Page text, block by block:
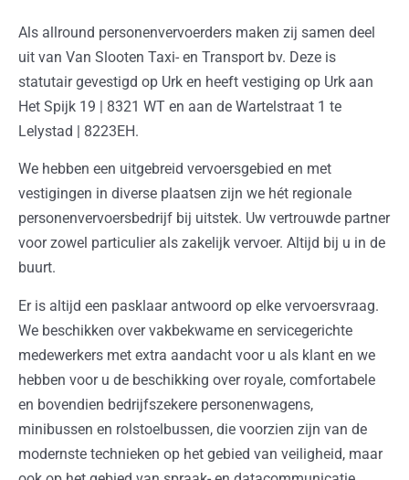
Als allround personenvervoerders maken zij samen deel
uit van Van Slooten Taxi- en Transport bv. Deze is
statutair gevestigd op Urk en heeft vestiging op Urk aan
Het Spijk 19 | 8321 WT en aan de Wartelstraat 1 te
Lelystad | 8223EH.
We hebben een uitgebreid vervoersgebied en met
vestigingen in diverse plaatsen zijn we hét regionale
personenvervoersbedrijf bij uitstek. Uw vertrouwde partner
voor zowel particulier als zakelijk vervoer. Altijd bij u in de
buurt.
Er is altijd een pasklaar antwoord op elke vervoersvraag.
We beschikken over vakbekwame en servicegerichte
medewerkers met extra aandacht voor u als klant en we
hebben voor u de beschikking over royale, comfortabele
en bovendien bedrijfszekere personenwagens,
minibussen en rolstoelbussen, die voorzien zijn van de
modernste technieken op het gebied van veiligheid, maar